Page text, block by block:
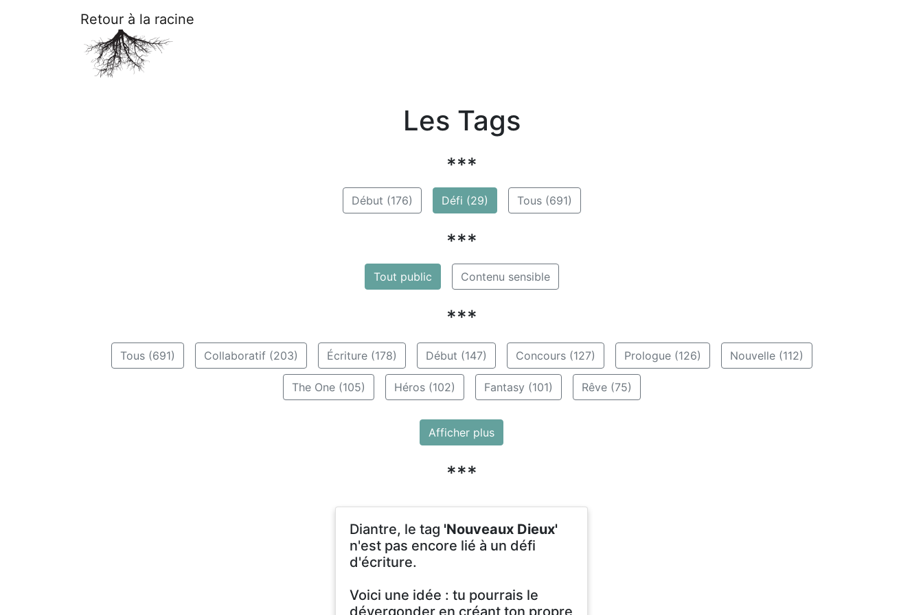
Retour à la racine
Les Tags
***
Début (176) Défi (29) Tous (691)
***
Tout public Contenu sensible
***
Tous (691) Collaboratif (203) Écriture (178) Début (147) Concours (127) Prologue (126) Nouvelle (112)
The One (105) Héros (102) Fantasy (101) Rêve (75)
Afficher plus
***
Diantre, le tag 'Nouveaux Dieux'
n'est pas encore lié à un défi
d'écriture.
Voici une idée : tu pourrais le
dévergonder en créant ton propre